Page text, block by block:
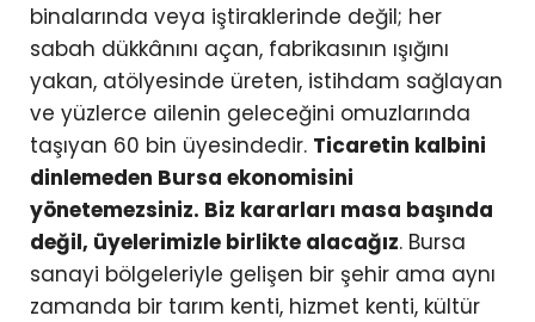
binalarında veya iştiraklerinde değil; her
sabah dükkânını açan, fabrikasının ışığını
yakan, atölyesinde üreten, istihdam sağlayan
ve yüzlerce ailenin geleceğini omuzlarında
taşıyan 60 bin üyesindedir. Ticaretin kalbini
dinlemeden Bursa ekonomisini
yönetemezsiniz. Biz kararları masa başında
değil, üyelerimizle birlikte alacağız. Bursa
sanayi bölgeleriyle gelişen bir şehir ama aynı
zamanda bir tarım kenti, hizmet kenti, kültür